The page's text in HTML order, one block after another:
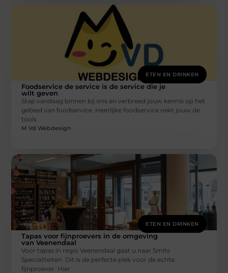
ETEN EN DRINKEN
Foodservice de service is de service die je
wilt geven
Stap vandaag binnen bij ons en verbreed jouw kennis op het
gebied van foodservice. Heerlijke foodservice reikt jouw de
tools
M Vd Webdesign
ETEN EN DRINKEN
Tapas voor fijnproevers in de omgeving
van Veenendaal
Voor tapas in regio Veenendaal gaat u naar Smits
Specialiteiten. Dit is de perfecte plek voor de echte
fijnproever. Hier